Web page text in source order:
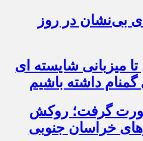
بی‌نشان در روز
میزبانی شایسته ای
داشته باشیم
صورت گرفت؛ روکش